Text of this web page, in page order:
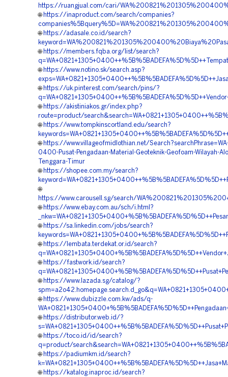
https://ruangjual.com/cari/
🌐 https://inaproduct.com/search/companies?
🌐 https://adasale.co.id/search?
🌐 https://members.fqba.org/list/search?
🌐 https://www.notino.sk/search.asp?
🌐 https://uk.pinterest.com/search/pins/?
🌐 https://akistiniakos.gr/index.php?
route=product/
🌐 https://www.tompkinscortland.edu/search?
🌐 https://www.villageofmidlothian.net/
0400-Pusat-Pengadaan-Material-Geoteknik-Geofoam-Wilayah-
Tenggara-Timur
🌐 https://shopee.com.my/search?
🌐
https://www.carousell.sg/search/
🌐 https://www.ebay.com.au/sch/i.html?
🌐 https://sa.linkedin.com/jobs/search?
🌐 https://lembata.terdekat.or.id/search?
🌐 https://fastwork.id/search?
🌐 https://www.lazada.sg/catalog/?
🌐 https://www.dubizzle.com.kw/ads/q-
🌐 https://distributor.web.id/?
🌐 https://toco.id/id/search?
q=product/
🌐 https://padiumkm.id/search?
🌐 https://katalog.inaproc.id/search?